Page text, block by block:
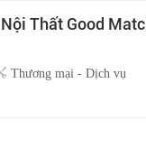
Thất Good
Thương mại - Dịch vụ